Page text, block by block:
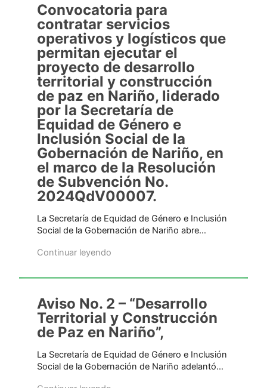
Convocatoria para
contratar servicios
operativos y logísticos que
permitan ejecutar el
proyecto de desarrollo
territorial y construcción
de paz en Nariño, liderado
por la Secretaría de
Equidad de Género e
Inclusión Social de la
Gobernación de Nariño, en
el marco de la Resolución
de Subvención No.
2024QdV00007.
La Secretaría de Equidad de Género e Inclusión
Social de la Gobernación de Nariño abre…
Continuar leyendo
Aviso No. 2 – “Desarrollo
Territorial y Construcción
de Paz en Nariño”,
La Secretaría de Equidad de Género e Inclusión
Social de la Gobernación de Nariño adelantó…